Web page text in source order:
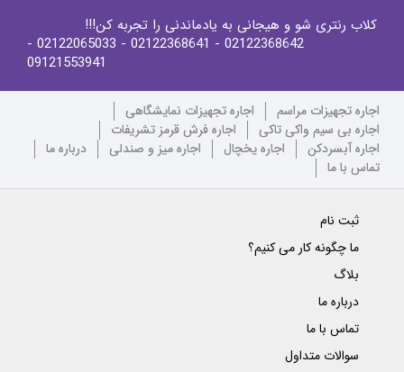
کلاب رنتری شو و هیجانی به یادماندنی را تجربه کن!!!
02122368642
- 02122368641
- 02122065033
-
09121553941
اجاره تجهیزات مراسم
اجاره تجهیزات نمایشگاهی
اجاره بی سیم واکی تاکی
اجاره فرش قرمز تشریفات
اجاره آبسردکن
اجاره یخچال اجاره میز و صندلی
درباره ما
تماس با ما
ثبت نام
ما چگونه کار می کنیم؟
بلاگ
درباره ما
تماس با ما
سوالات متداول